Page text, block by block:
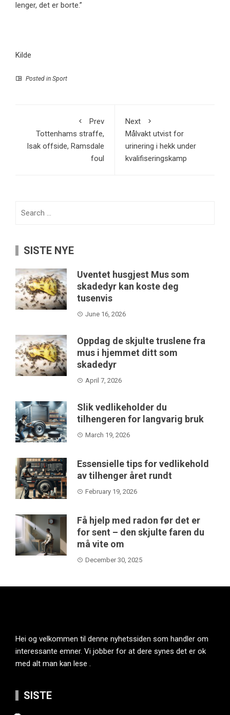
lenger, det er borte.”
Kilde
Posted in Sport
Prev
Tottenhams straffe,
Isak offside, Ramsdale
foul
Next
Målvakt utvist for
urinering i hekk under
kvalifiseringskamp
SISTE NYE
Uventet husgjest Mus som
skadedyr kan koste deg
tusenvis
June 16, 2026
Oppdag de skjulte truslene fra
mus i hjemmet ditt som
skadedyr
April 7, 2026
Slik vedlikeholder du
tilhengeren for langvarig bruk
March 19, 2026
Essensielle tips for vedlikehold
av tilhenger året rundt
February 19, 2026
Få hjelp med radon før det er
for sent – den skjulte faren du
må vite om
December 30, 2025
Hei og velkommen til denne nyhetssiden som handler om
interessante emner. Vi jobber for at dere synes det er ok
med alt man kan lese .
SISTE